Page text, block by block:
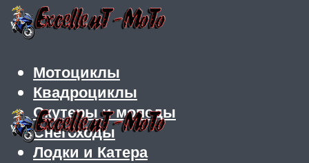
Мотоциклы
Квадроциклы
Скутеры и мопеды
Снегоходы
Лодки и Катера